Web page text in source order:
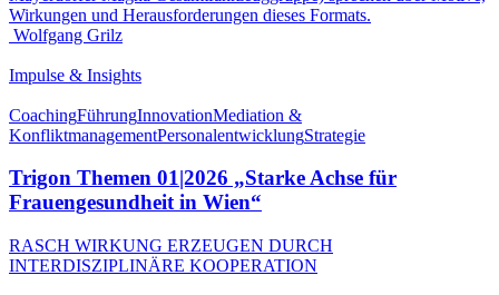
Wirkungen und Herausforderungen dieses Formats.
Wolfgang Grilz
Impulse & Insights
CoachingFührungInnovationMediation &
KonfliktmanagementPersonalentwicklungStrategie
Trigon Themen 01|2026 „Starke Achse für
Frauengesundheit in Wien“
RASCH WIRKUNG ERZEUGEN DURCH
INTERDISZIPLINÄRE KOOPERATION